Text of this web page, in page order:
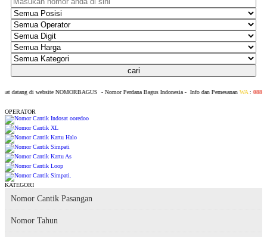
datang di website NOMORBAGUS - Nomor Perdana BagusIndonesia- Info dan Pemesanan WA:0888
OPERATOR
KATEGORI
Nomor Cantik Pasangan
Nomor Tahun